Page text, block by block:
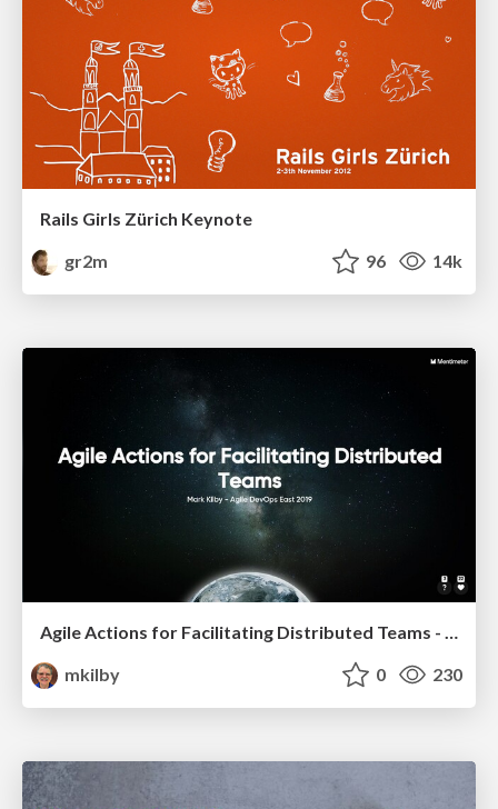
Rails Girls Zürich Keynote
gr2m
96 14k
Agile Actions for Facilitating Distributed Teams - ADO2019
mkilby
0 230